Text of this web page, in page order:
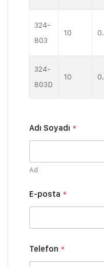
324-
803
10
324-
803D
10
Adı Soyadı *
Ad
o
r
m
*
E-posta *
Telefon *